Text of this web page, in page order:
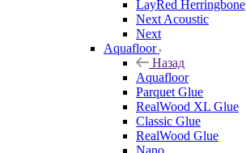
LayRed Herringbone
Next Acoustic
Next
Aquafloor
Назад
Aquafloor
Parquet Glue
RealWood XL Glue
Classic Glue
RealWood Glue
Nano